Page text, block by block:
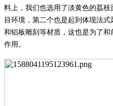
料上，我们也选用了淡黄色的荔
目环境，第二个也是起到体现法
和铝板雕刻等材质，这也是为了
作用。